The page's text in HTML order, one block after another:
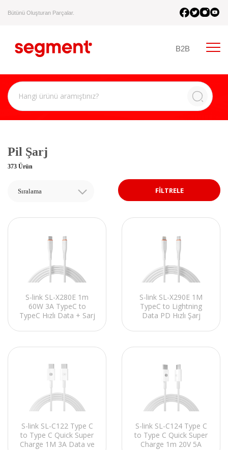
Bütünü Oluşturan Parçalar.
B2B
Pil Şarj
FİLTRELE
373 Ürün
Sıralama
S-link SL-X280E 1m
60W 3A TypeC to
TypeC Hızlı Data + Sarj
S-link SL-X290E 1M
TypeC to Lightning
Data PD Hızlı Şarj
S-link SL-C122 Type C
to Type C Quick Super
Charge 1M 3A Data ve
S-link SL-C124 Type C
to Type C Quick Super
Charge 1m 20V 5A